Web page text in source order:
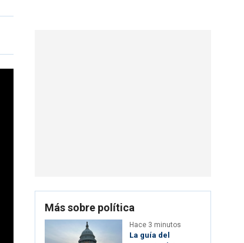
Más sobre política
Hace 3 minutos
La guía del